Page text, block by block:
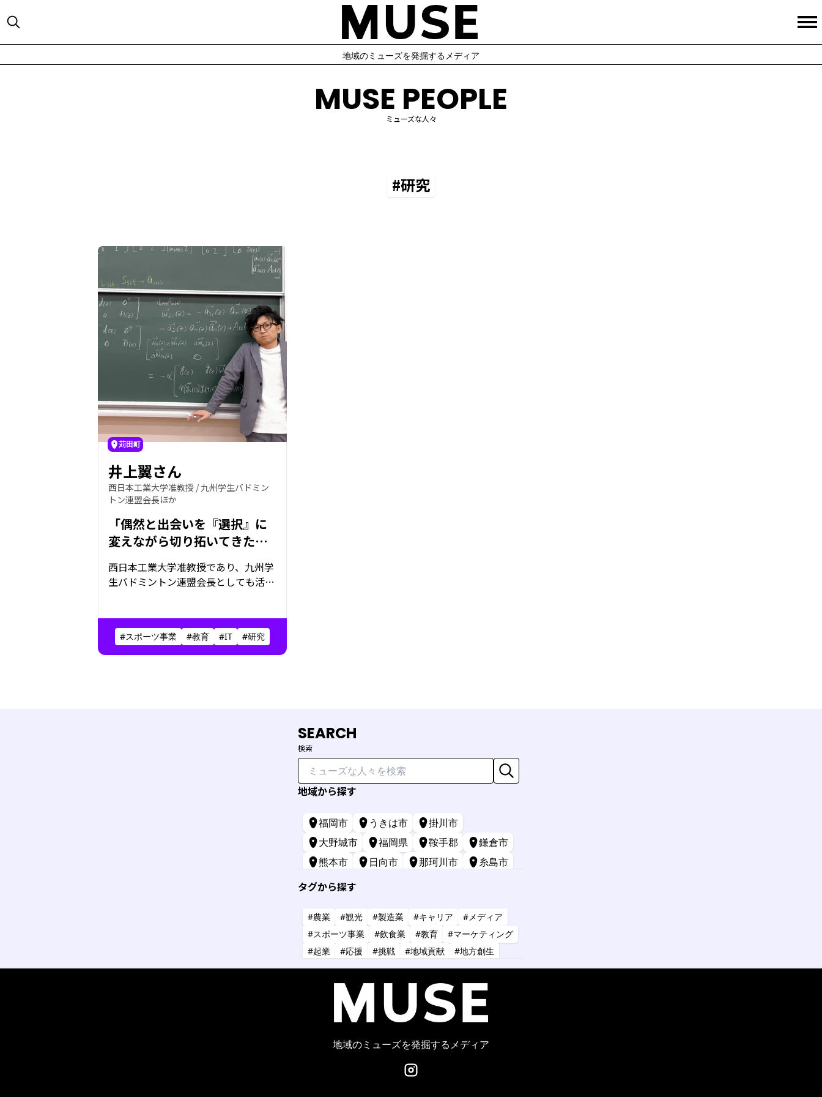
地域のミューズを発掘するメディア
MUSE PEOPLE
ミューズな人々
#研究
苅田町
井上翼さん
西日本工業大学准教授 / 九州学生バドミン
トン連盟会長ほか
「偶然と出会いを『選択』に
変えながら切り拓いてきた人
生」
西日本工業大学准教授であり、九州学
生バドミントン連盟会長としても活動
を築いてきた。その歩みの原点にある
のは、「おもしろそう」という純粋な
好奇心。音楽や漫画への愛も仕事の発
#スポーツ事業 #教育 #IT #研究
SEARCH
検索
地域から探す
福岡市 うきは市
掛川市
大野城市
福岡県 鞍手郡
鎌倉市
熊本市
日向市 那珂川市
糸島市
苅田町
タグから探す
#農業 #観光 #製造業 #キャリア
#メディア
#スポーツ事業
#飲食業 #教育
#マーケティング
#起業
#応援 #挑戦 #地域貢献
#地方創生
#共創
#健康 #アーティスト #金融
#IT
#タレント #コーチング
#コンサルタント
#デザイン
#商業施設 #小売業 #経営
地域のミューズを発掘するメディア